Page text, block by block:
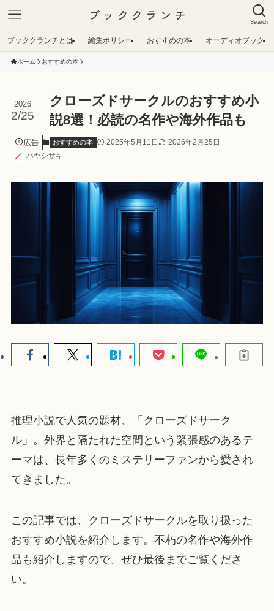
ブッククランチ Search
ブッククランチとは 編集ポリシー おすすめの本 オーディオブック
ホーム おすすめの本
クローズドサークルのおすすめ小
説8選！必読の名作や海外作品も
2026
2/25
広告 おすすめの本 2025年5月11日
2026年2月25日
ハヤシサキ
推理小説で人気の題材、「クローズドサーク
ル」。外界と隔たれた空間という緊張感のあるテ
ーマは、長年多くのミステリーファンから愛され
てきました。
この記事では、クローズドサークルを取り扱った
おすすめ小説を紹介します。不朽の名作や海外作
品も紹介しますので、ぜひ最後までご覧くださ
い。